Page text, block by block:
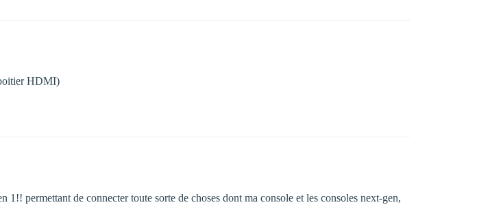
boitier HDMI)
permettant de connecter toute sorte de choses dont ma console et les consoles next-gen,